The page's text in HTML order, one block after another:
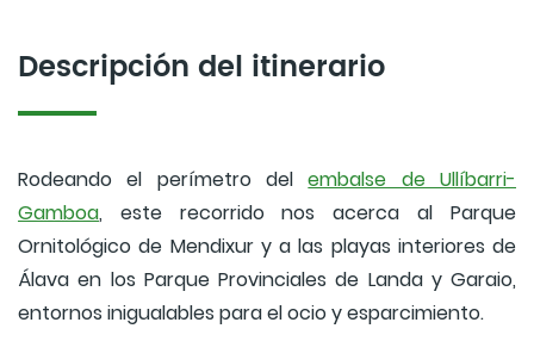
Descripción del itinerario
Rodeando el perímetro delembalse de Ullíbarri-
Gamboa, este recorrido nos acerca al Parque
Ornitológico de Mendixur y a las playas interiores de
Álava en los Parque Provinciales de Landa y Garaio,
entornos inigualables para el ocio y esparcimiento.